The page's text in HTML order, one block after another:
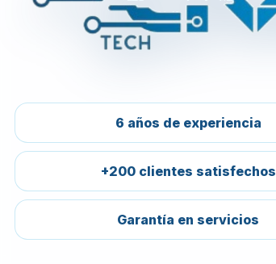
6 años de experiencia
+200 clientes satisfechos
Garantía en servicios